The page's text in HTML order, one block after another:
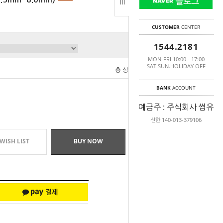
CUSTOMER CENTER
1544.2181
MON-FRI 10:00 - 17:00
SAT.SUN.HOLIDAY OFF
BANK ACCOUNT
예금주 : 주식회사 썸유
신한 140-013-379106
총 상품 금액 0 원
WISH LIST BUY NOW